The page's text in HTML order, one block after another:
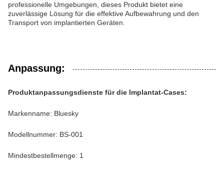
professionelle Umgebungen, dieses Produkt bietet eine
zuverlässige Lösung für die effektive Aufbewahrung und den
Transport von implantierten Geräten.
Anpassung:
Produktanpassungsdienste für die Implantat-Cases:
Markenname: Bluesky
Modellnummer: BS-001
Mindestbestellmenge: 1